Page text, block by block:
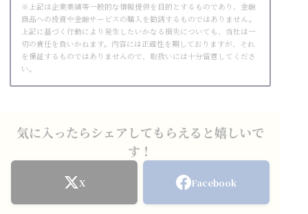
※上記は企業業績等一般的な情報提供を目的とするものであり、金融
商品への投資や金融サービスの購入を勧誘するものではありません。
上記に基づく行動により発生したいかなる損失についても、当社は一
切の責任を負いかねます。内容には正確性を期しておりますが、それ
を保証するものではありませんので、取扱いには十分留意してくださ
い。
気に入ったらシェアしてもらえると嬉しいで
す！
X Facebook